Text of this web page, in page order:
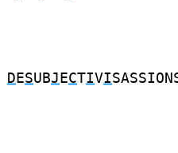
D ESUBJ ECTIVI